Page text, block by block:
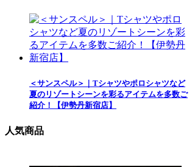
＜サンスペル＞｜Tシャツやポロシャツなど
夏のリゾートシーンを彩るアイテムを多数ご
紹介！【伊勢丹新宿店】
人気商品